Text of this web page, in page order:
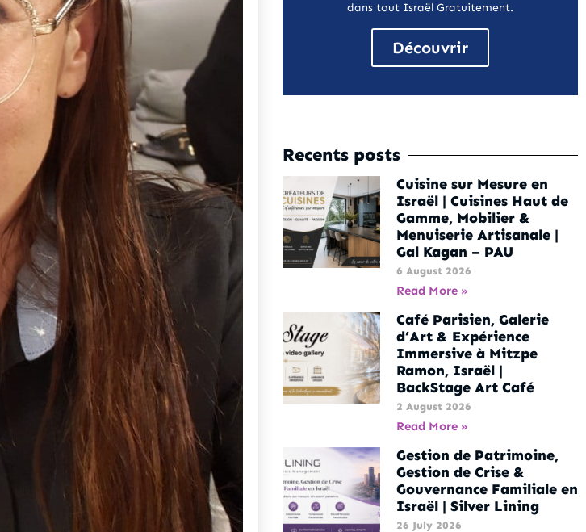
dans tout Israël Gratuitement.
Découvrir
Recents posts
Cuisine sur Mesure en
Israël | Cuisines Haut de
Gamme, Mobilier &
Menuiserie Artisanale |
Gal Kagan – PAU
6 August 2026
Read More »
Café Parisien, Galerie
d’Art & Expérience
Immersive à Mitzpe
Ramon, Israël |
BackStage Art Café
2 August 2026
Read More »
Gestion de Patrimoine,
Gestion de Crise &
Gouvernance Familiale en
Israël | Silver Lining
26 July 2026